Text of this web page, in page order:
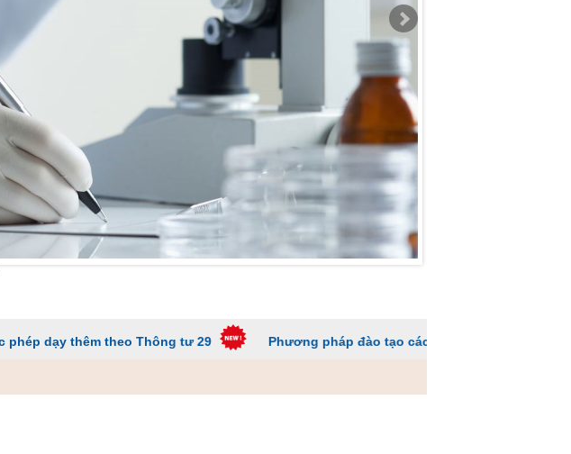
theo Thông tư 29 Phương pháp đào tạo các trường ĐH để sinh viên không